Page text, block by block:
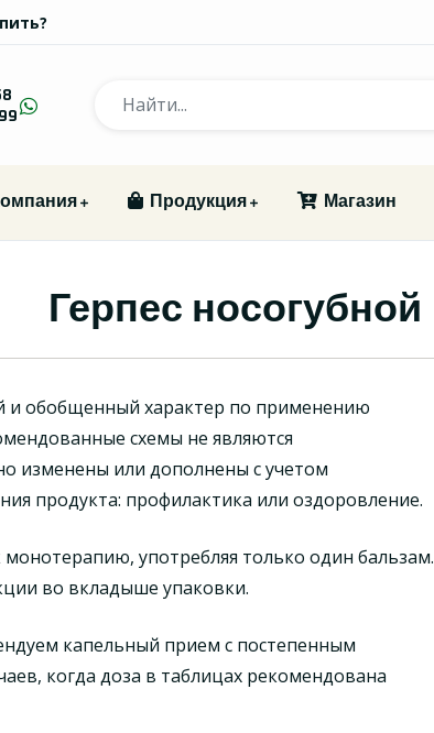
Продукция Магазин
Герпес носогубной
обобщенный характер по применению
схемы не являются
изменены или дополнены с учетом
продукта: профилактика или оздоровление.
употребляя только один бальзам.
во вкладыше упаковки.
капельный прием с постепенным
когда доза в таблицах рекомендована